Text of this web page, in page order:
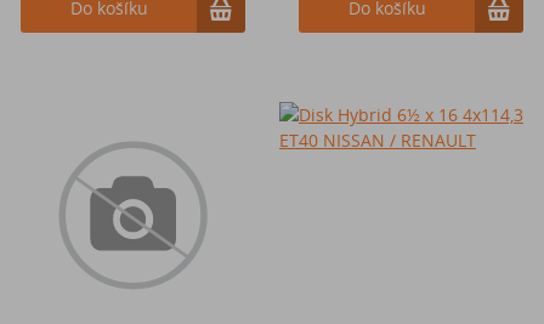
Do košíku Do košíku